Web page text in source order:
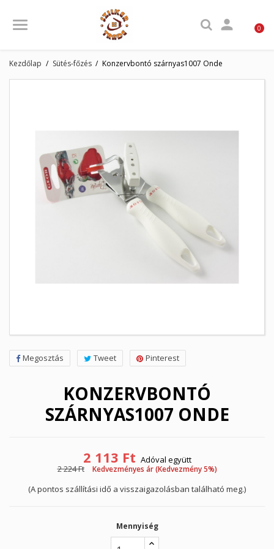
 0
Kezdőlap Sütés-főzés Konzervbontó szárnyas1007 Onde
Megosztás Tweet Pinterest
KONZERVBONTÓ
SZÁRNYAS1007 ONDE
2 113 Ft Adóval együtt
2 224 Ft
Kedvezményes ár (Kedvezmény 5%)
(A pontos szállítási idő a visszaigazolásban található meg.)
Mennyiség